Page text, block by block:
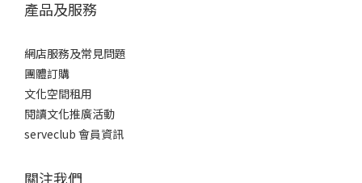
產品及服務
網店服務及常見問題
團體訂購
文化空間租用
閱讀文化推廣活動
serveclub 會員資訊
關注我們